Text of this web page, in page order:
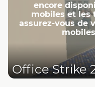
encore
mobiles et les
assurez-vous de
Office Strike